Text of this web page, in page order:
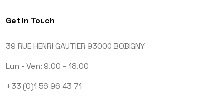
Get In Touch
39 RUE HENRI GAUTIER 93000 BOBIGNY
Lun - Ven: 9.00 – 18.00
+33 (0)1 56 96 43 71